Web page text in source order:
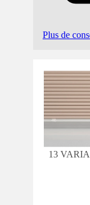
Plus de
13